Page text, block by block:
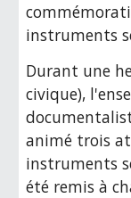
instruments
Durant une
civique),
animé trois
instruments
été remis à